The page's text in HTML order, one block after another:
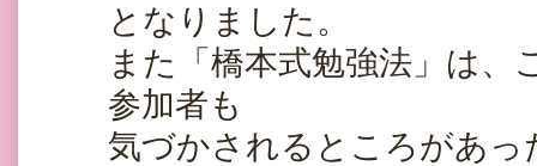
となりました。
また「橋本式勉強法」は
参加者も
気づかされるところがあっ